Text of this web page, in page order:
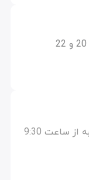
ساعات کاری مجموعه از شنبه تا پنجشنبه از ساعت 9:30